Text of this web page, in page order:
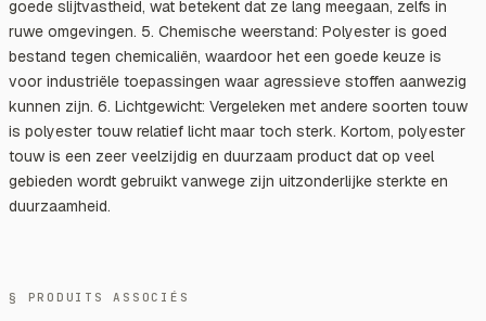
goede slijtvastheid, wat betekent dat ze lang meegaan, zelfs in
ruwe omgevingen. 5. Chemische weerstand: Polyester is goed
bestand tegen chemicaliën, waardoor het een goede keuze is
voor industriële toepassingen waar agressieve stoffen aanwezig
kunnen zijn. 6. Lichtgewicht: Vergeleken met andere soorten touw
is polyester touw relatief licht maar toch sterk. Kortom, polyester
touw is een zeer veelzijdig en duurzaam product dat op veel
gebieden wordt gebruikt vanwege zijn uitzonderlijke sterkte en
duurzaamheid.
§ PRODUITS ASSOCIÉS